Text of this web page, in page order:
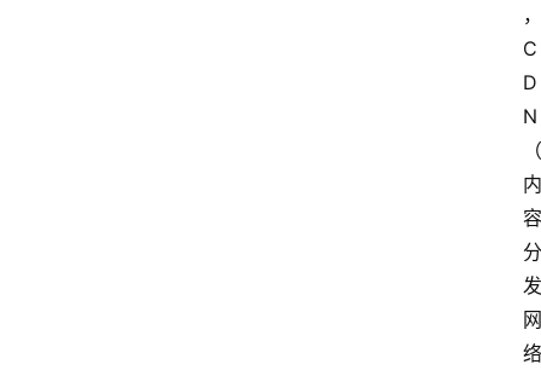
，
C
D
N
（
内
容
分
发
网
络